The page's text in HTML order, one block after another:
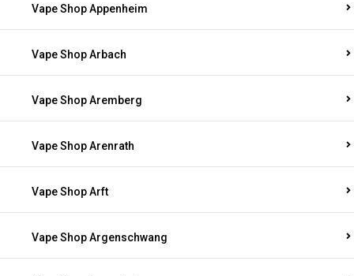
Vape Shop Appenheim
Vape Shop Arbach
Vape Shop Aremberg
Vape Shop Arenrath
Vape Shop Arft
Vape Shop Argenschwang